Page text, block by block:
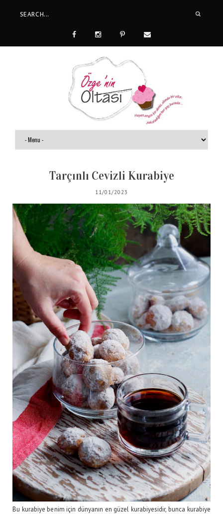
Tarçınlı Cevizli Kurabiye
11/01/2023
Bu kurabiye benim için dünyanın en güzel kurabiyesidir, bunca kurabiye